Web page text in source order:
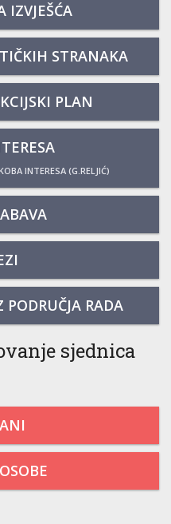
IZVJEŠĆA
STRANAKA
PLAN
INTERESA (G.RELJIĆ)
RADA
sjednica